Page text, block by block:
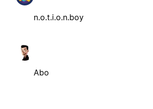
n.o.t.i.o.n.boy
Abo